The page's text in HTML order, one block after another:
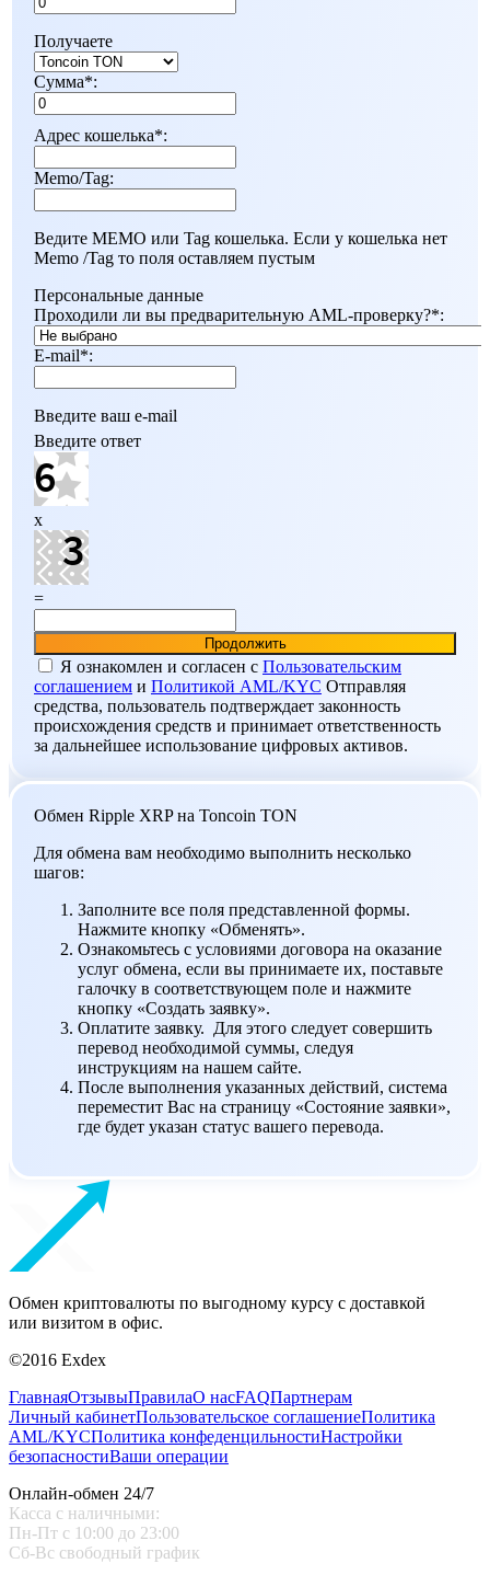
Получаете
Сумма*:
Адрес кошелька*:
Memo/Tag:
Ведите MEMO или Tag кошелька. Если у кошелька нет
Мemo /Tag то поля оставляем пустым
Персональные данные
Проходили ли вы предварительную AML-проверку?*:
E-mail*:
Введите ваш e-mail
Введите ответ
x
=
Я ознакомлен и согласен c Пользовательским
соглашением и Политикой AML/KYC Отправляя
средства, пользователь подтверждает законность
происхождения средств и принимает ответственность
за дальнейшее использование цифровых активов.
Обмен Ripple XRP на Toncoin TON
Для обмена вам необходимо выполнить несколько
шагов:
Заполните все поля представленной формы.
Нажмите кнопку «Обменять».
Ознакомьтесь с условиями договора на оказание
услуг обмена, если вы принимаете их, поставьте
галочку в соответствующем поле и нажмите
кнопку «Создать заявку».
Оплатите заявку. Для этого следует совершить
перевод необходимой суммы, следуя
инструкциям на нашем сайте.
После выполнения указанных действий, система
переместит Вас на страницу «Состояние заявки»,
где будет указан статус вашего перевода.
Обмен криптовалюты по выгодному курсу с доставкой
или визитом в офис.
©2016 Exdex
ГлавнаяОтзывыПравилаО насFAQПартнерам
Личный кабинетПользовательское соглашениеПолитика
AML/KYCПолитика конфеденцильностиНастройки
безопасностиВаши операции
Онлайн-обмен 24/7
Касса с наличными:
Пн-Пт с 10:00 до 23:00
Сб-Вс свободный график